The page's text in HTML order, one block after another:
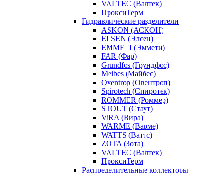
VALTEC (Валтек)
ПроксиТерм
Гидравлические разделители
ASKON (АСКОН)
ELSEN (Элсен)
EMMETI (Эммети)
FAR (Фар)
Grundfos (Грундфос)
Meibes (Майбес)
Oventrop (Овентроп)
Spirotech (Спиротек)
ROMMER (Роммер)
STOUT (Стаут)
ViRA (Вира)
WARME (Варме)
WATTS (Ваттс)
ZOTA (Зота)
VALTEC (Валтек)
ПроксиТерм
Распределительные коллекторы